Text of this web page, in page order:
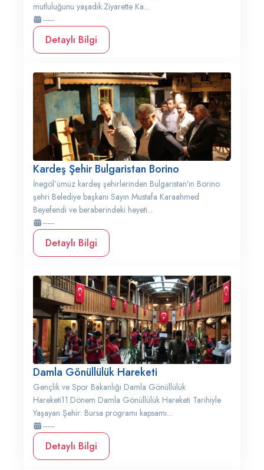
mutluluğunu yaşadık.Ziyarette Ka...
-----
Detaylı Bilgi
Kardeş Şehir Bulgaristan Borino
İnegöl’ümüz kardeş şehirlerinden Bulgaristan’ın Borino
şehri Belediye başkanı Sayın Mustafa Karaahmed
Beyefendi ve beraberindeki heyeti...
-----
Detaylı Bilgi
Damla Gönüllülük Hareketi
Gençlik ve Spor Bakanlığı Damla Gönüllülük
Hareketi11.Dönem Damla Gönüllülük Hareketi Tarihiyle
Yaşayan Şehir: Bursa programı kapsamı...
-----
Detaylı Bilgi